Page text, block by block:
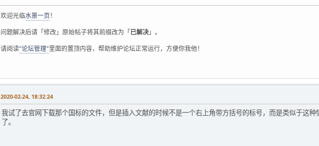
欢迎光临水景一页！
问题解决后请「修改」原始帖子将其前缀改为「已解决」。
请阅读"论坛管理"里面的置顶内容，帮助维护论坛正常运行，方便你我他！
2020-02-24, 18:32:24
我试了去官网下载那个国标的文件，但是插入文献的时候不是一个右上角带方括号的标号，而是类似于这
了。